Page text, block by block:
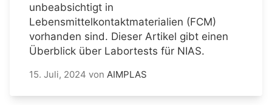
unbeabsichtigt in
Lebensmittelkontaktmaterialien (FCM)
vorhanden sind. Dieser Artikel gibt einen
Überblick über Labortests für NIAS.
15. Juli, 2024 von AIMPLAS